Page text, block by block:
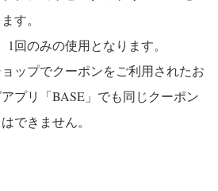
す。
1回のみの使用となります。
ップでクーポンをご利用されたお
プリ「BASE」 でも同じクーポン
できません。